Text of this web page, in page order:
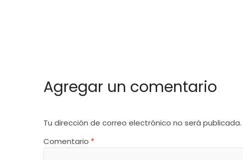
Agregar un comentario
Tu dirección de correo electrónico no será publicada.
Comentario *